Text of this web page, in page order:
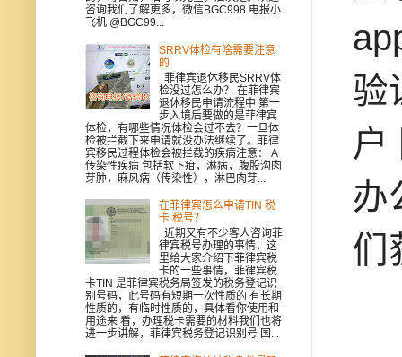
验
户
办
们
咨询我们了解更多，微信BGC998 电报小
飞机 @BGC99...
SRRV体检有啥需要注意
的
菲律宾退休移民SRRV体
检没过怎么办？ 在菲律宾
退休移民申请流程中 第一
步入境后要做的是菲律宾
体检，有哪些情况体检会过不去？一旦体
检被拦截下来申请就没办法继续了。菲律
宾移民过程体检会被拦截的疾病注意： A
传染性疾病 包括软下疳，淋病，腹股沟肉
芽肿，麻风病（传染性），淋巴肉芽...
在菲律宾怎么申请TIN 税
卡 税号？
近期又有不少客人咨询菲
律宾税号办理的事情，这
里给大家介绍下菲律宾税
卡的一些事情，菲律宾税
卡TIN 是菲律宾税务局签发的税务登记识
别号码，此号码有短期一次性质的 有长期
性质的，有临时性质的，具体看你使用和
用途来 看，办理税卡需要的材料我们也将
进一步讲解，菲律宾税务登记识别号 国...